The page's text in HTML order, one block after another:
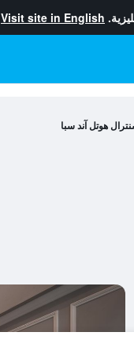
Visit site in English
هوتل آند سبا